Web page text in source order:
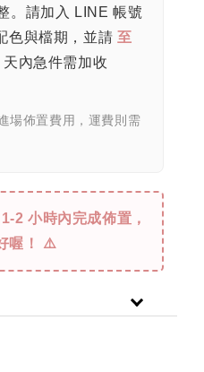
。請加入 LINE 帳號
色與檔期，並請 至
天內急件需加收
場佈置費用，運費則需
2 小時內完成佈置，
喔！ ⚠️